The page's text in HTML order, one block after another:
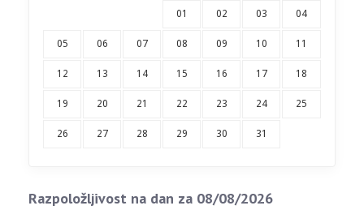
01 02 03 04
05 06 07 08 09 10 11
12 13 14 15 16 17 18
19 20 21 22 23 24 25
26 27 28 29 30 31
Razpoložljivost na dan za 08/08/2026